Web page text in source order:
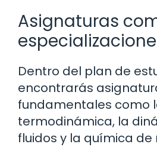
Asignaturas
Dentro del plan de
encontrarás
fundamentales como
termodinámica, la
fluidos y la química